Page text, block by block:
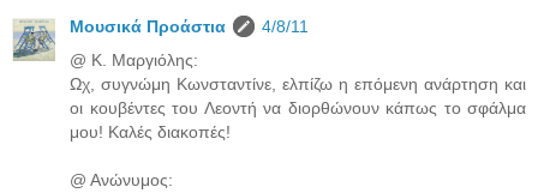
Μουσικά Προάστια
4/8/11
@ Κ. Μαργιόλης:
Ωχ, συγνώμη Κωνσταντίνε, ελπίζω η επόμενη ανάρτηση και
οι κουβέντες του Λεοντή να διορθώνουν κάπως το σφάλμα
μου! Καλές διακοπές!
@ Ανώνυμος: